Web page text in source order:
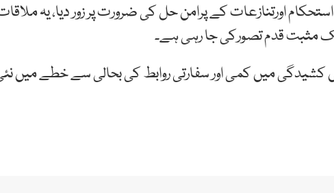
اورتنازعات کے پرامن حل کی ضرورت پر زور دیا، یہ
مثبت قدم تصورکی جا رہی ہے۔
کشیدگی میں کمی اور سفارتی روابط کی بحالی سے خطے میں